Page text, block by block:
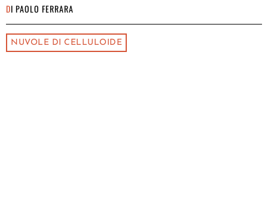
DI PAOLO FERRARA
NUVOLE DI CELLULOIDE